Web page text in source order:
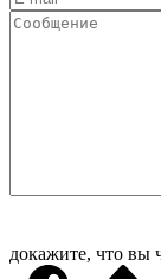
докажите, что вы